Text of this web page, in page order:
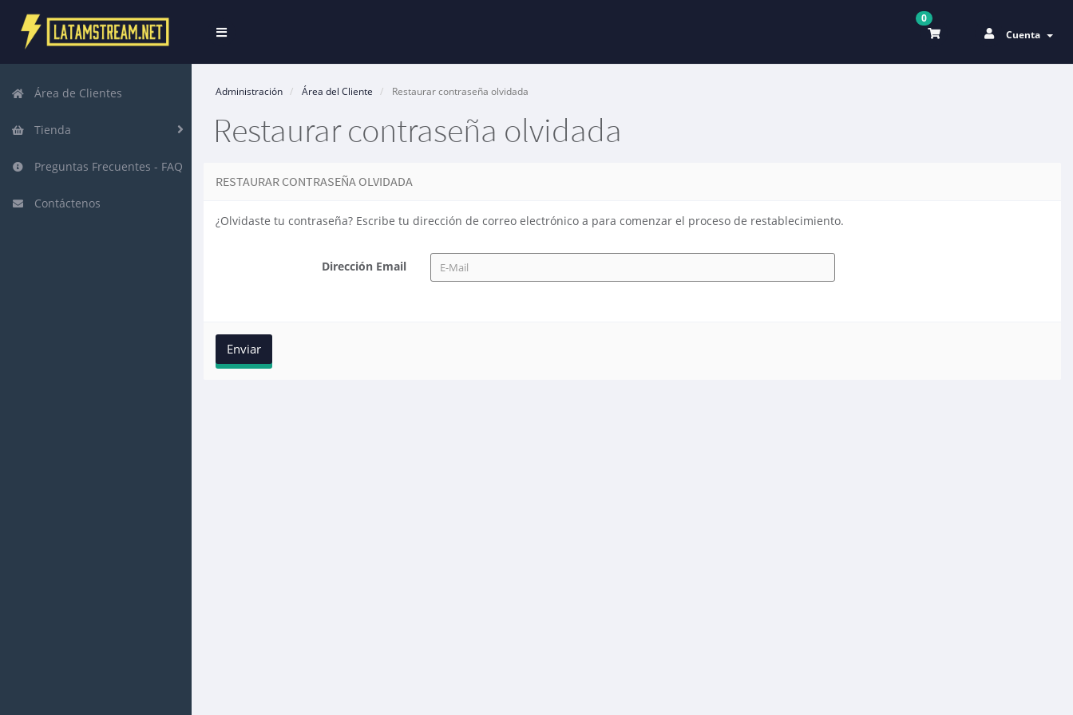
Alternar
0
Cuenta
Área de Clientes
Tienda
Preguntas Frecuentes - FAQ
Contáctenos
Administración Área del Cliente Restaurar contraseña olvidada
Restaurar contraseña olvidada
RESTAURAR CONTRASEÑA OLVIDADA
¿Olvidaste tu contraseña? Escribe tu dirección de correo electrónico a para comenzar el proceso de restablecimiento.
Dirección Email